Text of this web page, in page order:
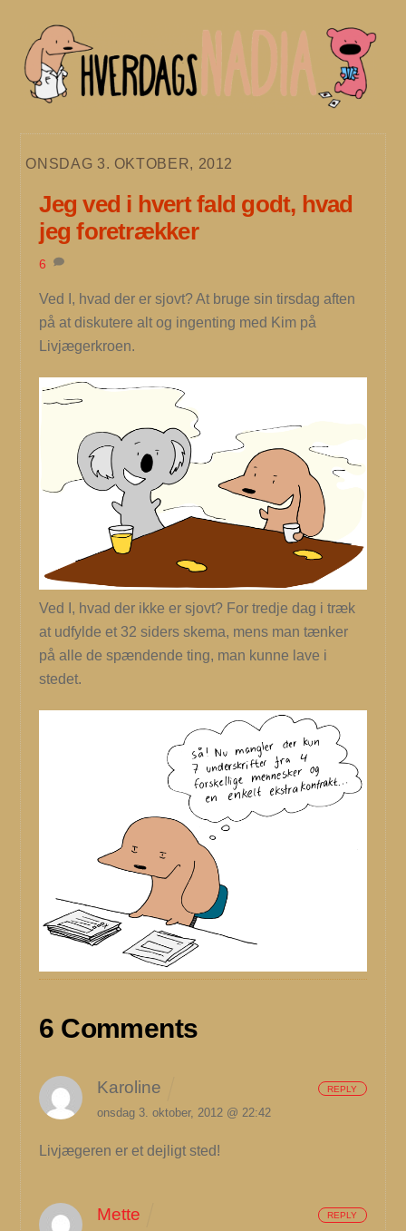
content
ONSDAG 3. OKTOBER, 2012
Jeg ved i hvert fald godt, hvad
jeg foretrækker
6
Ved I, hvad der er sjovt? At bruge sin tirsdag aften
på at diskutere alt og ingenting med Kim på
Livjægerkroen.
Ved I, hvad der ikke er sjovt? For tredje dag i træk
at udfylde et 32 siders skema, mens man tænker
på alle de spændende ting, man kunne lave i
stedet.
6 Comments
Karoline
onsdag 3. oktober, 2012 @ 22:42
Livjægeren er et dejligt sted!
REPLY
Mette REPLY